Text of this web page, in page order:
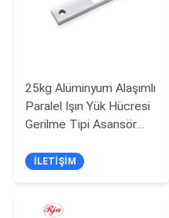
25kg Alüminyum Alaşımlı
Paralel Işın Yük Hücresi
Gerilme Tipi Asansör
İLETIŞIM